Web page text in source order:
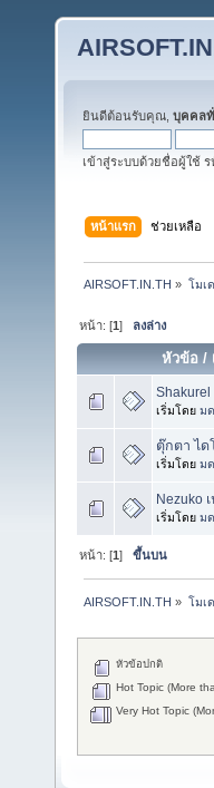
ยินดีต้อนรับคุณ, บุคคลทั่
เข้าสู่ระบบด้วยชื่อผู้ใช้
หน้าแรก ช่วยเหลือ
AIRSOFT.IN.TH » โมเ
หน้า: [1] ลงล่าง
หัวข้อ /
Shakurel
เริ่มโดย มด
ตุ๊กตา ได
เริ่มโดย มด
Nezuko
เริ่มโดย มด
หน้า: [1]ขึ้นบน
AIRSOFT.IN.TH » โมเ
หัวข้อปกติ
Hot Topic (More
Very Hot Topic